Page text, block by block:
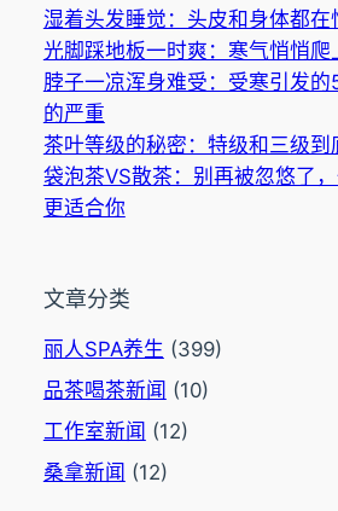
湿着头发睡觉：头皮和身体都在
光脚踩地板一时爽：寒气悄悄
脖子一凉浑身难受：受寒引发
的严重
茶叶等级的秘密：特级和三级到
袋泡茶VS散茶：别再被忽悠了
更适合你
文章分类
丽人SPA养生 (399)
品茶喝茶新闻 (10)
工作室新闻 (12)
桑拿新闻 (12)